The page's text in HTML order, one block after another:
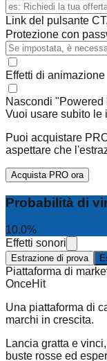
Link del pulsante
Protezione con
Effetti di animazione
Nascondi "Powered
Vuoi usare subito le
Puoi acquistare
aspettare che
Acquista PRO ora
Probabilità di
10.0%
Effetti sonori
Estrazione di prova
Piattaforma di
OnceHit
Una piattaforma di
marchi in crescita.
Lancia gratta e
buste rosse ed